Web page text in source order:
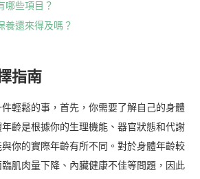
哪些項目？
養還來得及嗎？
指南
輕鬆的事，首先，你需要了解自己的身體
齡是根據你的生理機能、器官狀態和代謝
你的實際年齡有所不同。對於身體年齡較
肌肉量下降、內臟健康不佳等問題，因此